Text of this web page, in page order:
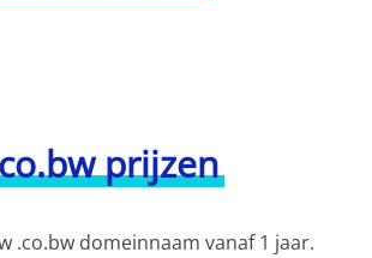
prijzen
.co.bw domeinnaam vanaf 1 jaar.